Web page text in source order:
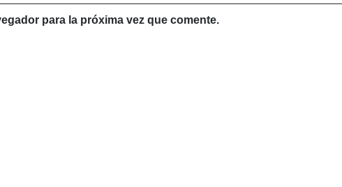
para la próxima vez que comente.